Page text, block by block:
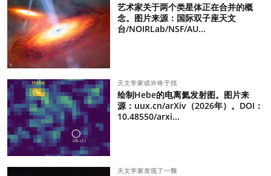
艺术家关于两个类星体正在合并的概
念。图片来源：国际双子座天文
台/NOIRLab/NSF/AU...
天文学家或许终于找
绘制Hebe的电离氦发射图。图片来
源：uux.cn/arXiv（2026年）。DOI：
10.48550/arxi...
天文学家发现了一颗